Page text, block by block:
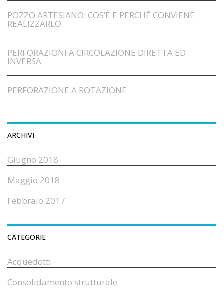
POZZO ARTESIANO: COS’È E PERCHÉ CONVIENE
REALIZZARLO
PERFORAZIONI A CIRCOLAZIONE DIRETTA ED
INVERSA
PERFORAZIONE A ROTAZIONE
ARCHIVI
Giugno 2018
Maggio 2018
Febbraio 2017
CATEGORIE
Acquedotti
Consolidamento strutturale